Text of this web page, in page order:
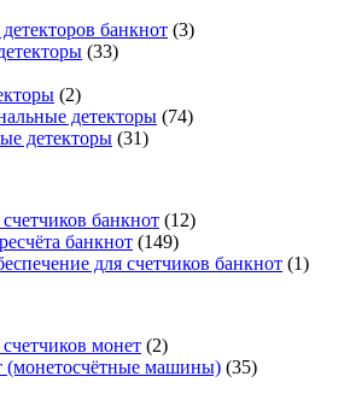
банкнот (3)
(33)
(2)
детекторы (74)
детекторы (31)
банкнот (12)
банкнот (149)
для счетчиков банкнот (1)
монет (2)
(монетосчётные машины) (35)